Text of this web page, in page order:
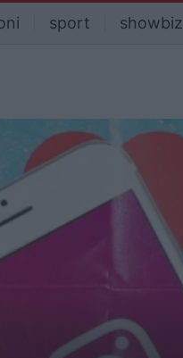
sport showbiz